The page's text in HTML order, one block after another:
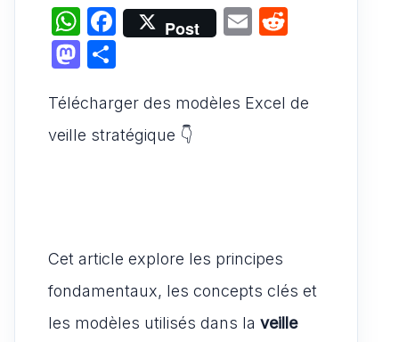
W
h
at
s
A
F
a
e
b
Post
E
l
di
M
st
o
ta
g
Télécharger des modèles Excel de
veille stratégique 👇
Cet article explore les principes
fondamentaux, les concepts clés et
les modèles utilisés dans la veille